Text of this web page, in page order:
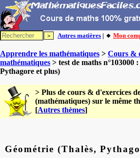
Autres matières | 🔸 Mon
Apprendre les mathématiques > Cours &
mathématiques > test de maths n°103000
Pythagore et plus)
> Plus de cours & d'exercices
(mathématiques) sur le même
[Autres thèmes]
Géométrie (Thalès,